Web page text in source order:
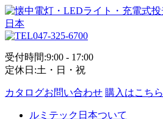
047-325-6700
受付時間:9:00 - 17:00
定休日:土・日・祝
カタログお問い合わせ 購入はこちら
ルミテック日本ついて